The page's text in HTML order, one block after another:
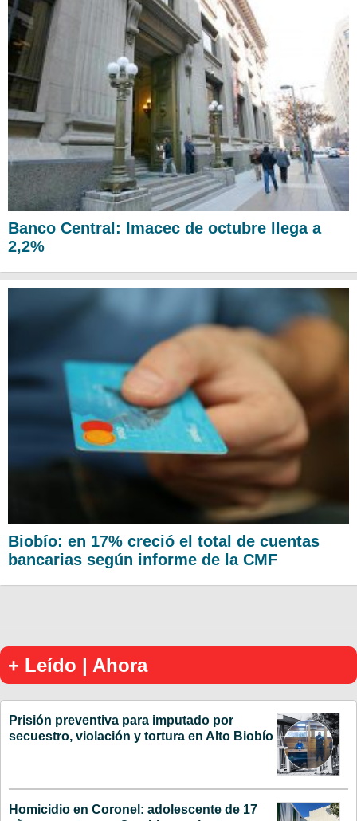
Banco Central: Imacec de octubre llega a
2,2%
Biobío: en 17% creció el total de cuentas
bancarias según informe de la CMF
+ Leído | Ahora
Prisión preventiva para imputado por
secuestro, violación y tortura en Alto Biobío
Homicidio en Coronel: adolescente de 17